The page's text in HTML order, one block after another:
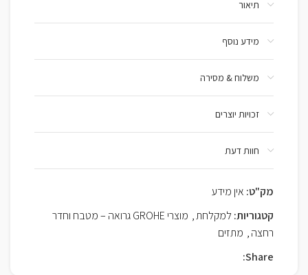
תיאור
מידע נוסף
משלוח & מסירה
זכויות יוצרים
חוות דעת
מק"ט: אין מידע
קטגוריות: למקלחת,
מוצרי GROHE גרואה – מטבח וחדר
רחצה, מתזים
Share: